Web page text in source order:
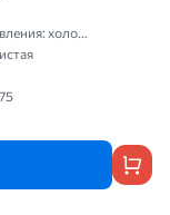
холо...